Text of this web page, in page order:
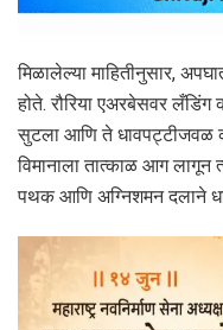
मिळालेल्या माहितीनुसार,
होते. रौरिया एअरबेसवर लँडिंग
सुटला आणि ते धावपट्टीजवळ
विमानाला तात्काळ आग
पथक आणि अग्निशमन दलाने